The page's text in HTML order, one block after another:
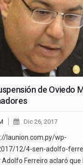
de Oviedo
Dic 26, 2017
launion.com.py/wp-
12/4-sen-adolfo-
Ferreiro aclaró que